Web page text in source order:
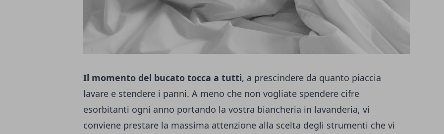
Il momento del bucato tocca a tutti, a prescindere da quanto piaccia
lavare e stendere i panni. A meno che non vogliate spendere cifre
esorbitanti ogni anno portando la vostra biancheria in lavanderia, vi
conviene prestare la massima attenzione alla scelta degli strumenti che vi